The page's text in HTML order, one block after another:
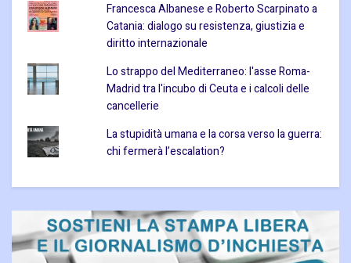
Francesca Albanese e Roberto Scarpinato a
Catania: dialogo su resistenza, giustizia e
diritto internazionale
Lo strappo del Mediterraneo: l'asse Roma-
Madrid tra l'incubo di Ceuta e i calcoli delle
cancellerie
La stupidità umana e la corsa verso la guerra:
chi fermerà l’escalation?